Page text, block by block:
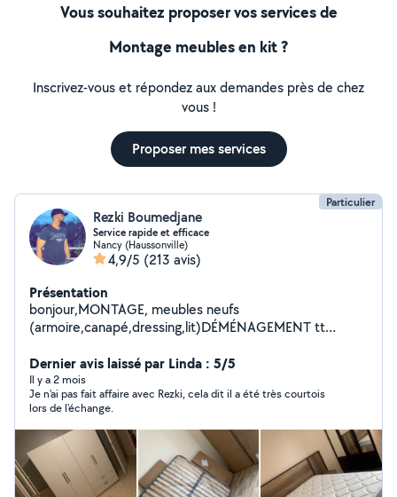
Vous souhaitez proposer vos services de
Montage meubles en kit ?
Inscrivez-vous et répondez aux demandes près de chez
vous !
Proposer mes services
Particulier
Rezki Boumedjane
Service rapide et efficace
Nancy (Haussonville)
4,9/5 (213 avis)
Présentation
bonjour,MONTAGE, meubles neufs
(armoire,canapé,dressing,lit)DÉMÉNAGEMENT tt
remontage de vos meubles,BRICOLAGE fixation murale
(télé,installation cuisine équipée,lustre et
luminaires,robinetteries)
Dernier avis laissé par Linda : 5/5
Il y a 2 mois
Je n'ai pas fait affaire avec Rezki, cela dit il a été très courtois
lors de l'échange.